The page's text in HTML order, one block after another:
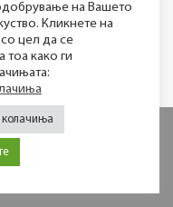
за колачиња
на Вашето
Кликнете на
цел да се
тоа како ги
колачиња